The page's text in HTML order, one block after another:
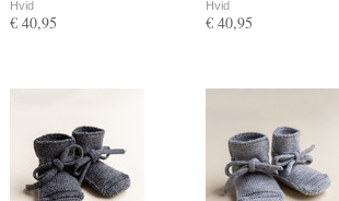
Hvid
€ 40,95
Hvid
€ 40,95